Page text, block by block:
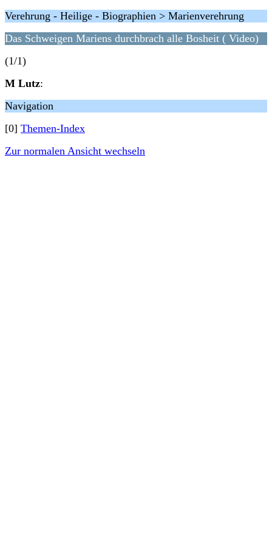
Verehrung - Heilige - Biographien > Marienverehrung
Das Schweigen Mariens durchbrach alle Bosheit ( Video)
(1/1)
M Lutz:
Navigation
[0] Themen-Index
Zur normalen Ansicht wechseln